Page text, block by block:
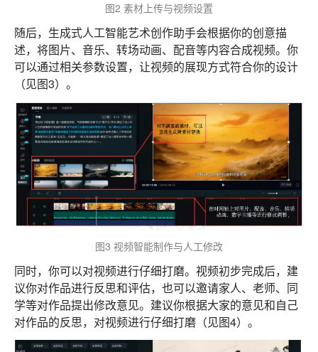
图2 素材上传与视频设置
随后，生成式人工智能艺术创作助手会根据你的创意描
述，将图片、音乐、转场动画、配音等内容合成视频。你
可以通过相关参数设置，让视频的展现方式符合你的设计
（见图3）。
图3 视频智能制作与人工修改
同时，你可以对视频进行仔细打磨。视频初步完成后，建
议你对作品进行反思和评估，也可以邀请家人、老师、同
学等对作品提出修改意见。建议你根据大家的意见和自己
对作品的反思，对视频进行仔细打磨（见图4）。